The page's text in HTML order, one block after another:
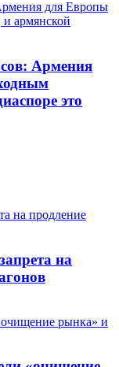
Армения
это
на